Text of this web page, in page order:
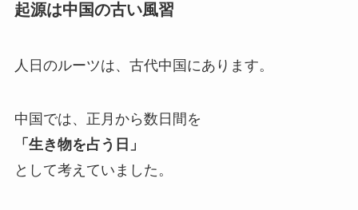
起源は中国の古い風習
人日のルーツは、古代中国にあります。
中国では、正月から数日間を
「生き物を占う日」
として考えていました。